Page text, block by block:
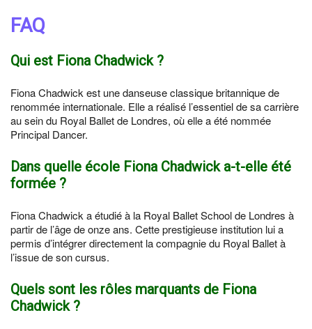
FAQ
Qui est Fiona Chadwick ?
Fiona Chadwick est une danseuse classique britannique de
renommée internationale. Elle a réalisé l’essentiel de sa carrière
au sein du Royal Ballet de Londres, où elle a été nommée
Principal Dancer.
Dans quelle école Fiona Chadwick a-t-elle été
formée ?
Fiona Chadwick a étudié à la Royal Ballet School de Londres à
partir de l’âge de onze ans. Cette prestigieuse institution lui a
permis d’intégrer directement la compagnie du Royal Ballet à
l’issue de son cursus.
Quels sont les rôles marquants de Fiona
Chadwick ?